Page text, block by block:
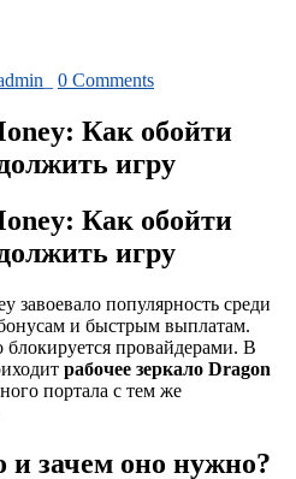
0 Comments
Как обойти
игру
Как обойти
игру
завоевало популярность среди
и быстрым выплатам.
блокируется провайдерами. В
рабочее зеркало Dragon
портала с тем же
и зачем оно нужно?